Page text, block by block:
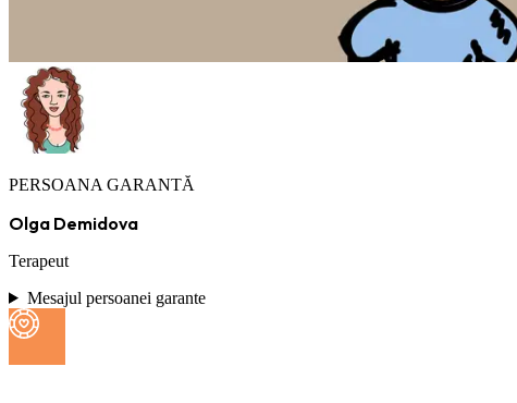
PERSOANA GARANTĂ
Olga Demidova
Terapeut
Mesajul persoanei garante